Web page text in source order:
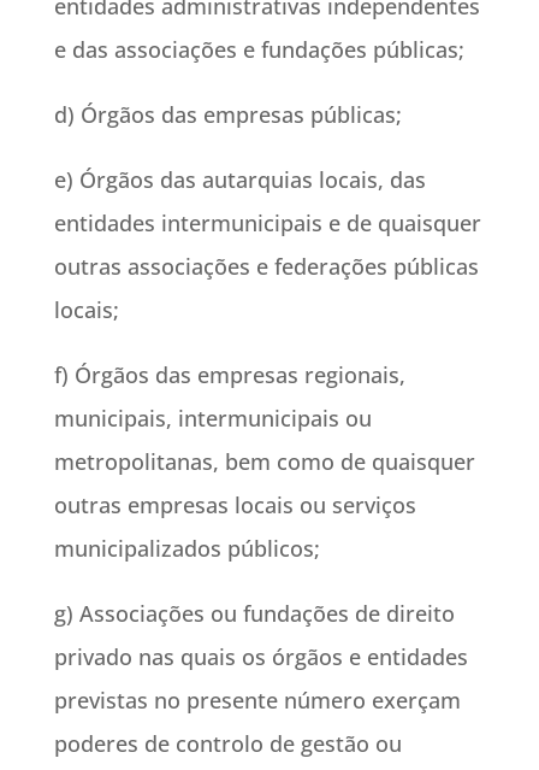
entidades administrativas independentes
e das associações e fundações públicas;
d) Órgãos das empresas públicas;
e) Órgãos das autarquias locais, das
entidades intermunicipais e de quaisquer
outras associações e federações públicas
locais;
f) Órgãos das empresas regionais,
municipais, intermunicipais ou
metropolitanas, bem como de quaisquer
outras empresas locais ou serviços
municipalizados públicos;
g) Associações ou fundações de direito
privado nas quais os órgãos e entidades
previstas no presente número exerçam
poderes de controlo de gestão ou